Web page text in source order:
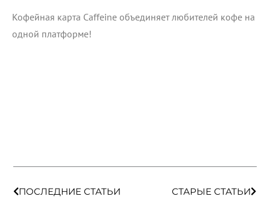
Кофейная карта Caffeine объединяет любителей кофе на
одной платформе!
ПОСЛЕДНИЕ СТАТЬИ СТАРЫЕ СТАТЬИ